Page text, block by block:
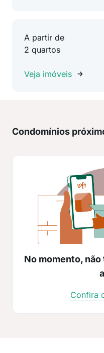
A partir de
2 quartos
Veja imóveis
Condomínios
No momento,
Confira